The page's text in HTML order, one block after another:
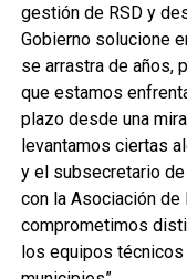
gestión de RSD y
Gobierno solucione
se arrastra de años,
que estamos
plazo desde una
levantamos ciertas
y el subsecretario
con la Asociación
comprometimos
los equipos